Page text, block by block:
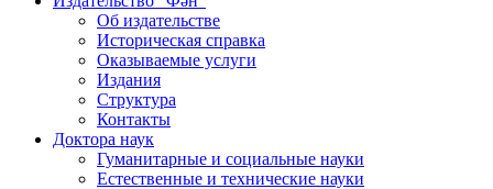
Об издательстве
Историческая справка
Оказываемые услуги
Издания
Структура
Контакты
Доктора наук
Гуманитарные и социальные науки
Естественные и технические науки